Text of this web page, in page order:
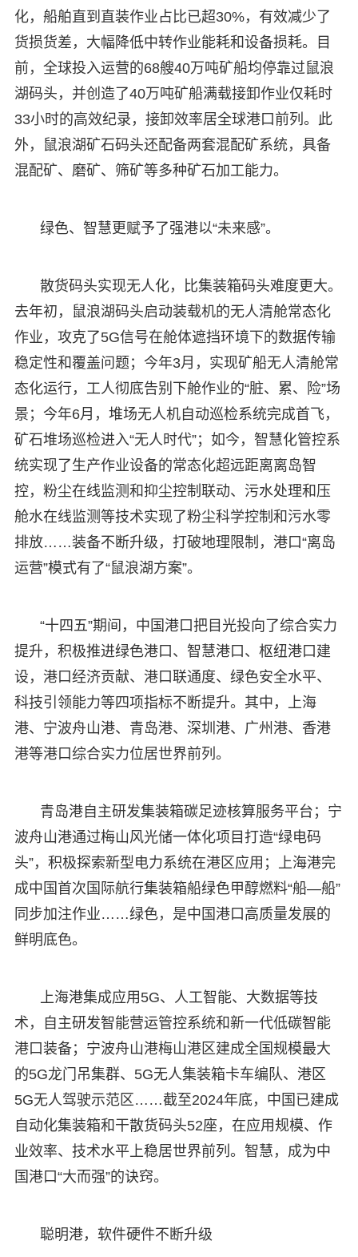
化，船舶直到直装作业占比已超30%，有效减少了
货损货差，大幅降低中转作业能耗和设备损耗。目
前，全球投入运营的68艘40万吨矿船均停靠过鼠浪
湖码头，并创造了40万吨矿船满载接卸作业仅耗时
33小时的高效纪录，接卸效率居全球港口前列。此
外，鼠浪湖矿石码头还配备两套混配矿系统，具备
混配矿、磨矿、筛矿等多种矿石加工能力。
绿色、智慧更赋予了强港以“未来感”。
散货码头实现无人化，比集装箱码头难度更大。
去年初，鼠浪湖码头启动装载机的无人清舱常态化
作业，攻克了5G信号在舱体遮挡环境下的数据传输
稳定性和覆盖问题；今年3月，实现矿船无人清舱常
态化运行，工人彻底告别下舱作业的“脏、累、险”场
景；今年6月，堆场无人机自动巡检系统完成首飞，
矿石堆场巡检进入“无人时代”；如今，智慧化管控系
统实现了生产作业设备的常态化超远距离离岛智
控，粉尘在线监测和抑尘控制联动、污水处理和压
舱水在线监测等技术实现了粉尘科学控制和污水零
排放……装备不断升级，打破地理限制，港口“离岛
运营”模式有了“鼠浪湖方案”。
“十四五”期间，中国港口把目光投向了综合实力
提升，积极推进绿色港口、智慧港口、枢纽港口建
设，港口经济贡献、港口联通度、绿色安全水平、
科技引领能力等四项指标不断提升。其中，上海
港、宁波舟山港、青岛港、深圳港、广州港、香港
港等港口综合实力位居世界前列。
青岛港自主研发集装箱碳足迹核算服务平台；宁
波舟山港通过梅山风光储一体化项目打造“绿电码
头”，积极探索新型电力系统在港区应用；上海港完
成中国首次国际航行集装箱船绿色甲醇燃料“船—船”
同步加注作业……绿色，是中国港口高质量发展的
鲜明底色。
上海港集成应用5G、人工智能、大数据等技
术，自主研发智能营运管控系统和新一代低碳智能
港口装备；宁波舟山港梅山港区建成全国规模最大
的5G龙门吊集群、5G无人集装箱卡车编队、港区
5G无人驾驶示范区……截至2024年底，中国已建成
自动化集装箱和干散货码头52座，在应用规模、作
业效率、技术水平上稳居世界前列。智慧，成为中
国港口“大而强”的诀窍。
聪明港，软件硬件不断升级